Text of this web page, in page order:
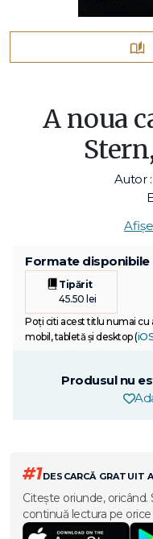
A noua
Autor :
Formate disponibile
Tipărit
45.50 lei
Poți citi acest titlu numai cu
mobil, tabletă și desktop (
Produsul nu
#1DESCARCĂ GRATUIT
Citește oriunde, oricând.
continuă lectura pe